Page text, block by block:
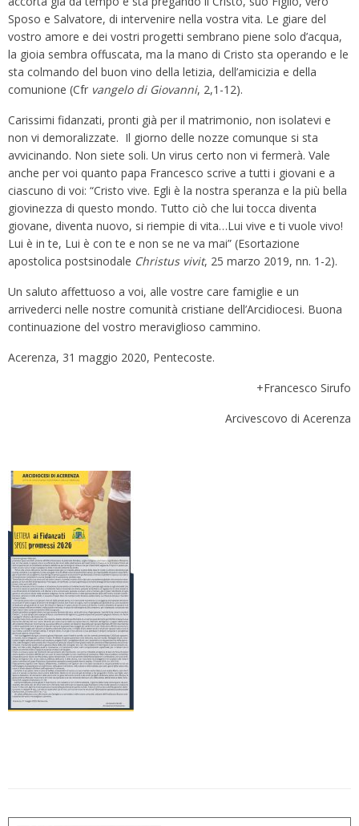
Sposo e Salvatore, di intervenire nella vostra vita. Le giare del
vostro amore e dei vostri progetti sembrano piene solo d’acqua,
la gioia sembra offuscata, ma la mano di Cristo sta operando e le
sta colmando del buon vino della letizia, dell’amicizia e della
comunione (Cfr vangelo di Giovanni, 2,1-12).
Carissimi fidanzati, pronti già per il matrimonio, non isolatevi e
non vi demoralizzate. Il giorno delle nozze comunque si sta
avvicinando. Non siete soli. Un virus certo non vi fermerà. Vale
anche per voi quanto papa Francesco scrive a tutti i giovani e a
ciascuno di voi: “Cristo vive. Egli è la nostra speranza e la più bella
giovinezza di questo mondo. Tutto ciò che lui tocca diventa
giovane, diventa nuovo, si riempie di vita…Lui vive e ti vuole vivo!
Lui è in te, Lui è con te e non se ne va mai” (Esortazione
apostolica postsinodale Christus vivit, 25 marzo 2019, nn. 1-2).
Un saluto affettuoso a voi, alle vostre care famiglie e un
arrivederci nelle nostre comunità cristiane dell’Arcidiocesi. Buona
continuazione del vostro meraviglioso cammino.
Acerenza, 31 maggio 2020, Pentecoste.
+Francesco Sirufo
Arcivescovo di Acerenza